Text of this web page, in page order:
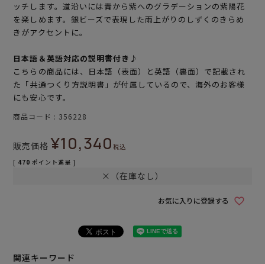
ッチします。道沿いには青から紫へのグラデーションの紫陽花
を楽しめます。銀ビーズで表現した雨上がりのしずくのきらめ
きがアクセントに。
日本語＆英語対応の説明書付き♪
こちらの商品には、日本語（表面）と英語（裏面）で記載され
た「共通つくり方説明書」が付属しているので、海外のお客様
にも安心です。
商品コード 356228
販売価格 ¥10,340税込
[ 470 ポイント進呈 ]
×（在庫なし）
お気に入りに登録する
関連キーワード